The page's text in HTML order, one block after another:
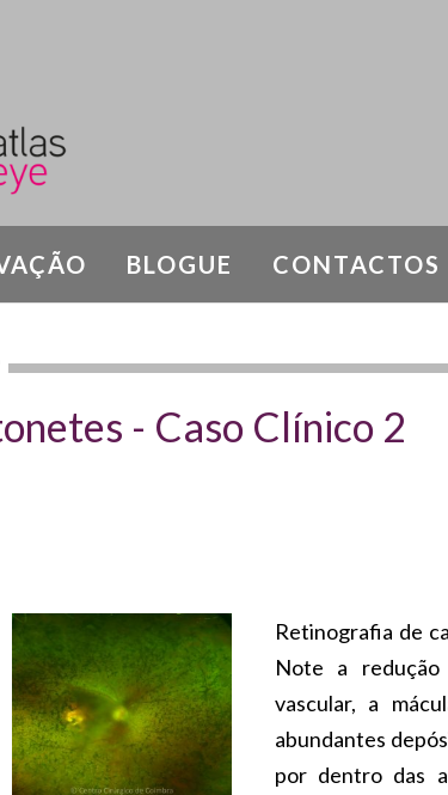
BLOGUE CONTACTOS
- Caso Clínico 2
Retinografia de
Note a
vascular, a
abundantes
por dentro das